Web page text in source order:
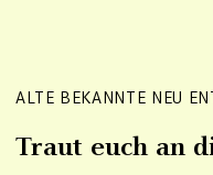
ALTE BEKANNTE NEU
Traut euch an